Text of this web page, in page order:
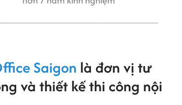
Saigon là đơn vị tư
và thiết kế thi công nội